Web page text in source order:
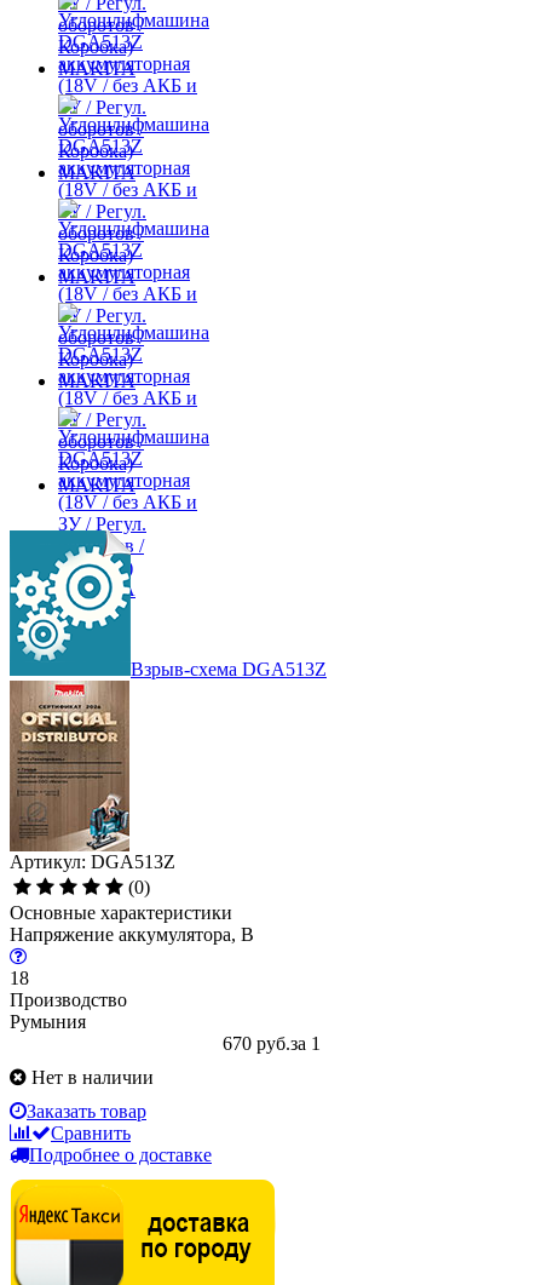
Взрыв-схема DGA513Z
Артикул: DGA513Z
(0)
Основные характеристики
Напряжение аккумулятора, В
18
Производство
Румыния
670 руб.за 1
Нет в наличии
Заказать товар
Сравнить
Подробнее о доставке